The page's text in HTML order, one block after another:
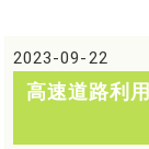
2023-09-22
高速道路利